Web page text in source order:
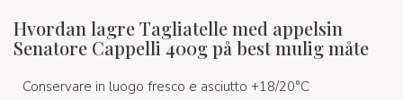
Hvordan lagre Tagliatelle med appelsin
Senatore Cappelli 400g på best mulig måte
Conservare in luogo fresco e asciutto +18/20°C